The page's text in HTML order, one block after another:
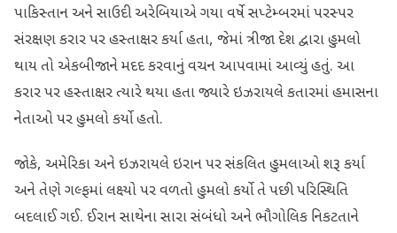
પાકિસ્તાન અને સાઉદી અરેબિયાએ ગયા વર્ષે સપ્ટેમ્બરમાં પરસ્પર
સંરક્ષણ કરાર પર હસ્તાક્ષર કર્યા હતા, જેમાં ત્રીજા દેશ દ્વારા હુમલો
થાય તો એકબીજાને મદદ કરવાનું વચન આપવામાં આવ્યું હતું. આ
કરાર પર હસ્તાક્ષર ત્યારે થયા હતા જ્યારે ઇઝરાયલે કતારમાં હમાસના
નેતાઓ પર હુમલો કર્યો હતો.
જોકે, અમેરિકા અને ઇઝરાયલે ઇરાન પર સંકલિત હુમલાઓ શરૂ કર્યા
અને તેણે ગલ્ફમાં લક્ષ્યો પર વળતો હુમલો કર્યો તે પછી પરિસ્થિતિ
બદલાઈ ગઈ. ઈરાન સાથેના સારા સંબંધો અને ભૌગોલિક નિકટતાને